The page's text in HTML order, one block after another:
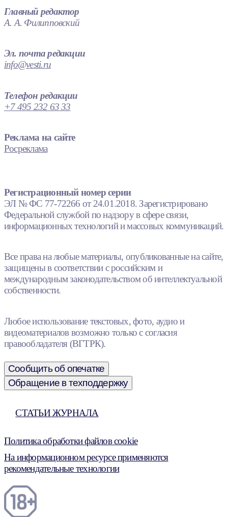
Главный редактор
А. А. Филипповский
Эл. почта редакции
info@vesti.ru
Телефон редакции
+7 495 232 63 33
Реклама на сайте
Росреклама
Регистрационный номер серии
ЭЛ № ФС 77-72266 от 24.01.2018. Зарегистрировано
Федеральной службой по надзору в сфере связи,
информационных технологий и массовых коммуникаций.
Все права на любые материалы, опубликованные на сайте,
защищены в соответствии с российским и
международным законодательством об интеллектуальной
собственности.
Любое использование текстовых, фото, аудио и
видеоматериалов возможно только с согласия
правообладателя (ВГТРК).
Сообщить об опечатке
Обращение в техподдержку
СТАТЬИ ЖУРНАЛА
Политика обработки файлов cookie
На информационном ресурсе применяются
рекомендательные технологии